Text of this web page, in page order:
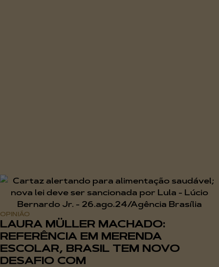
OPINIÃO
LAURA MÜLLER MACHADO:
REFERÊNCIA EM MERENDA
ESCOLAR, BRASIL TEM NOVO
DESAFIO COM